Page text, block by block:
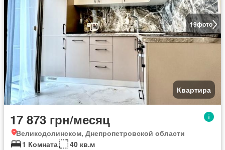
19фото
Квартира
17 873 грн/месяц
Великодолинском, Днепропетровской области
1 Комната
40 кв.м